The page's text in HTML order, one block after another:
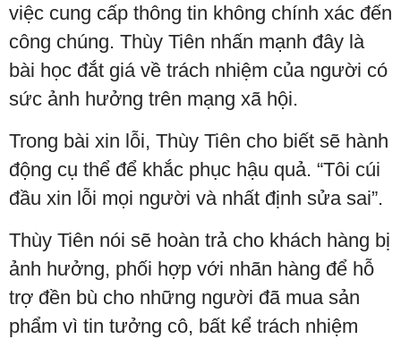
việc cung cấp thông tin không chính xác đến
công chúng. Thùy Tiên nhấn mạnh đây là
bài học đắt giá về trách nhiệm của người có
sức ảnh hưởng trên mạng xã hội.
Trong bài xin lỗi, Thùy Tiên cho biết sẽ hành
động cụ thể để khắc phục hậu quả. “Tôi cúi
đầu xin lỗi mọi người và nhất định sửa sai”.
Thùy Tiên nói sẽ hoàn trả cho khách hàng bị
ảnh hưởng, phối hợp với nhãn hàng để hỗ
trợ đền bù cho những người đã mua sản
phẩm vì tin tưởng cô, bất kể trách nhiệm